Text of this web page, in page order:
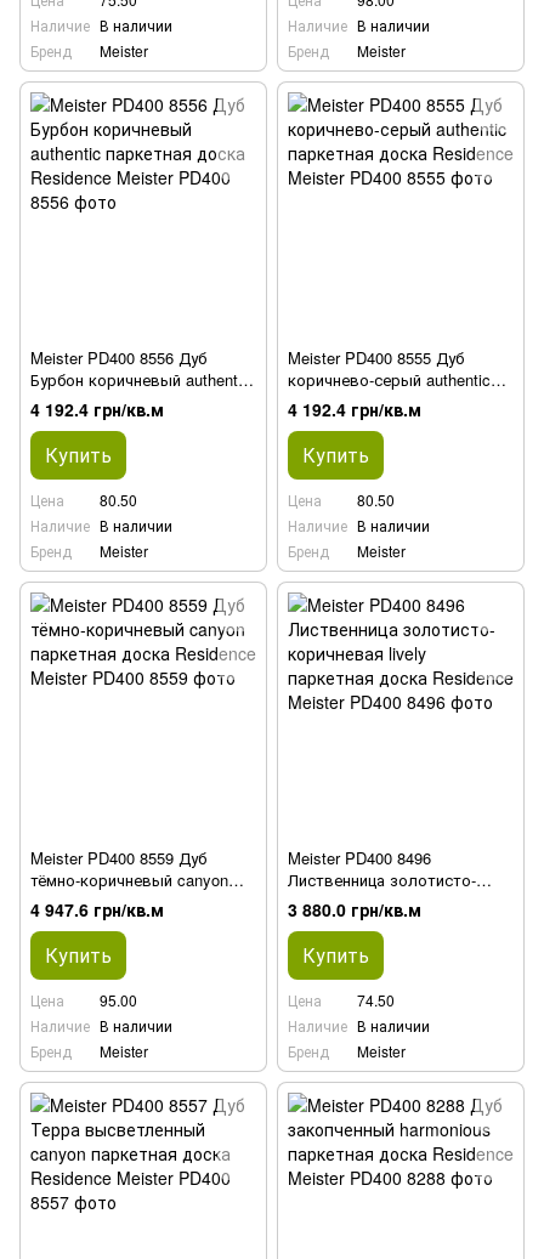
Наличие В наличии
Бренд
Meister
Наличие В наличии
Бренд
Meister
Meister PD400 8556 Дуб
Бурбон коричневый authentic
паркетная доска Residence
4 192.4 грн/кв.м
Купить
Цена
80.50
Наличие В наличии
Бренд
Meister
Meister PD400 8555 Дуб
коричнево-серый authentic
паркетная доска Residence
4 192.4 грн/кв.м
Купить
Цена
80.50
Наличие В наличии
Бренд
Meister
Meister PD400 8559 Дуб
тёмно-коричневый canyon
паркетная доска Residence
4 947.6 грн/кв.м
Купить
Цена
95.00
Наличие В наличии
Бренд
Meister
Meister PD400 8496
Лиственница золотисто-
коричневая lively паркетная
доска Residence
3 880.0 грн/кв.м
Купить
Цена
74.50
Наличие В наличии
Бренд
Meister